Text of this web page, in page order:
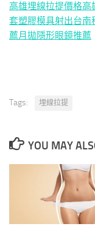
高雄埋線拉提價格高
套塑膠模具射出台南
薦月拋隱形眼鏡推薦
Tags: 埋線拉提
YOU MAY